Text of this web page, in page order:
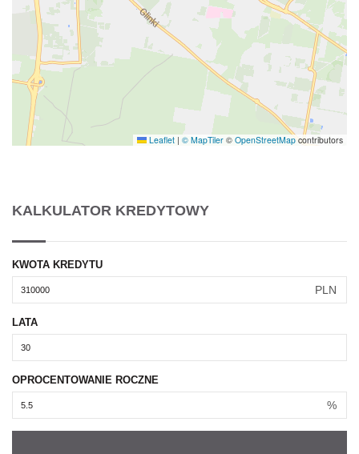
Leaflet | © MapTiler © OpenStreetMap contributors
KALKULATOR KREDYTOWY
KWOTA KREDYTU
PLN
LATA
OPROCENTOWANIE ROCZNE
%